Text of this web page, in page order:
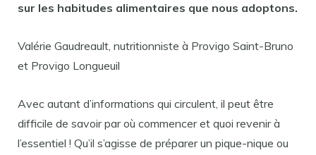
sur les habitudes alimentaires que nous adoptons.
Valérie Gaudreault, nutritionniste à Provigo Saint-Bruno
et Provigo Longueuil
Avec autant d’informations qui circulent, il peut être
difficile de savoir par où commencer et quoi revenir à
l’essentiel ! Qu’il s’agisse de préparer un pique-nique ou